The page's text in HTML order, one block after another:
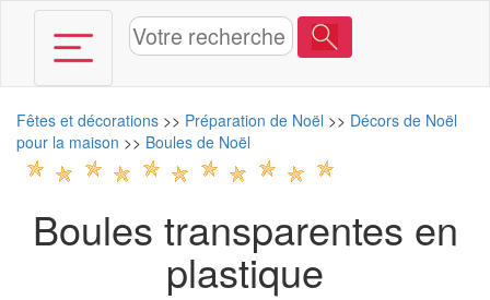
Fêtes et décorations >> Préparation de Noël >> Décors de Noël
pour la maison >> Boules de Noël
Boules transparentes en
plastique